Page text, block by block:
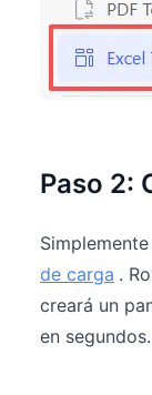
Paso 2:
de carga .
creará un
en segundos.